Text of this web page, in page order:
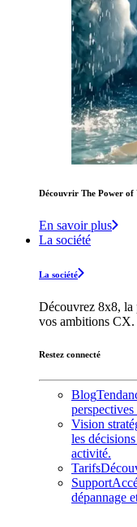
Découvrir The Power
En savoir plus
La société
La société
Découvrez 8x8, la
vos ambitions CX.
Restez connecté
Blog
Vision
les
activité.
Tarifs
Support
dépannage